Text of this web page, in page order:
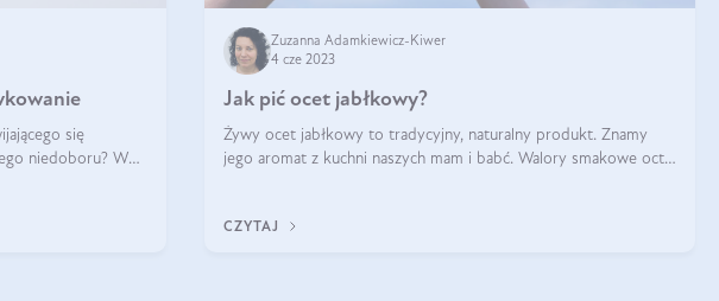
się
niedoboru? W
Zuzanna Adamkiewicz-Kiwer
4 cze 2023
Jak pić ocet jabłkowy?
Żywy ocet jabłkowy to tradycyjny, naturalny produkt. Znamy
jego aromat z kuchni naszych mam i babć. Walory smakowe octu
CZYTAJ